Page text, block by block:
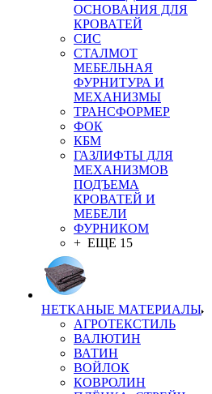
ОСНОВАНИЯ ДЛЯ
КРОВАТЕЙ
СИС
СТАЛМОТ
МЕБЕЛЬНАЯ
ФУРНИТУРА И
МЕХАНИЗМЫ
ТРАНСФОРМЕР
ФОК
КБМ
ГАЗЛИФТЫ ДЛЯ
МЕХАНИЗМОВ
ПОДЪЕМА
КРОВАТЕЙ И
МЕБЕЛИ
ФУРНИКОМ
+ ЕЩЕ 15
НЕТКАНЫЕ МАТЕРИАЛЫ
АГРОТЕКСТИЛЬ
ВАЛЮТИН
ВАТИН
ВОЙЛОК
КОВРОЛИН